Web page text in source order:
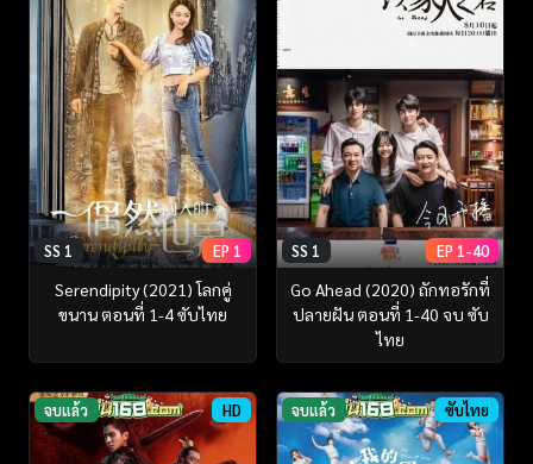
SS 1 EP 1
Serendipity (2021) โลกคู่
ขนาน ตอนที่ 1-4 ซับไทย
SS 1 EP 1-40
Go Ahead (2020) ถักทอรักที่
ปลายฝัน ตอนที่ 1-40 จบ ซับ
ไทย
จบแล้ว HD จบแล้ว ซับไทย